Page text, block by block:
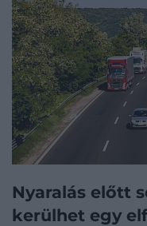
Nyaralás előtt
kerülhet egy